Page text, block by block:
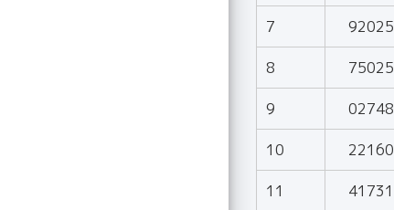
7 92025
8 75025
9 02748
10 22160
11 41731